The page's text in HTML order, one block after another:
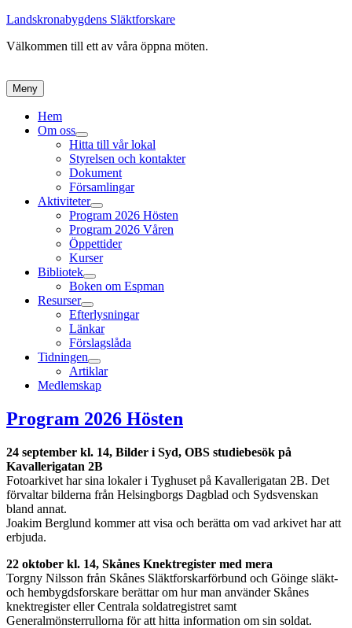
Landskronabygdens Släktforskare
Välkommen till ett av våra öppna möten.
Meny
Primär
meny
Hem
Om oss
expandera
undermeny
Hitta till vår lokal
Styrelsen och kontakter
Dokument
Församlingar
Aktiviteter
expandera
undermeny
Program 2026 Hösten
Program 2026 Våren
Öppettider
Kurser
Bibliotek
expandera
undermeny
Boken om Espman
Resurser
expandera
undermeny
Efterlysningar
Länkar
Förslagslåda
Tidningen
expandera
undermeny
Artiklar
Medlemskap
Program 2026 Hösten
24 september kl. 14, Bilder i Syd, OBS studiebesök på
Kavallerigatan 2B
Fotoarkivet har sina lokaler i Tyghuset på Kavallerigatan 2B. Det
förvaltar bilderna från Helsingborgs Dagblad och Sydsvenskan
bland annat.
Joakim Berglund kommer att visa och berätta om vad arkivet har att
erbjuda.
22 oktober kl. 14, Skånes Knektregister med mera
Torgny Nilsson från Skånes Släktforskarförbund och Göinge släkt-
och hembygdsforskare berättar om hur man använder Skånes
knektregister eller Centrala soldatregistret samt
Generalmönsterrullorna för att hitta information om sin soldat.